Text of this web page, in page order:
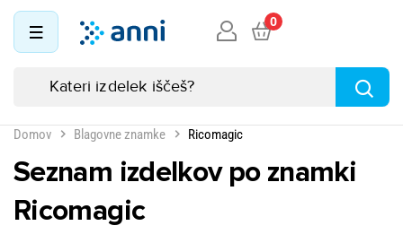
0
Domov Blagovne znamke Ricomagic
Seznam izdelkov po znamki
Ricomagic